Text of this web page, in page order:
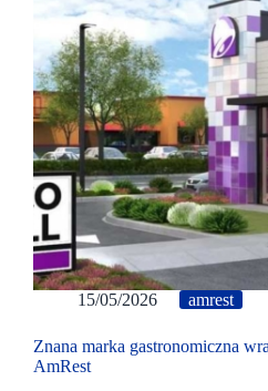
15/05/2026 amrest
Znana marka gastronomiczna
AmRest